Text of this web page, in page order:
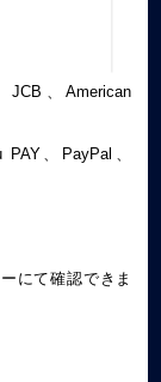
、American
、PayPal、
にて確認できま